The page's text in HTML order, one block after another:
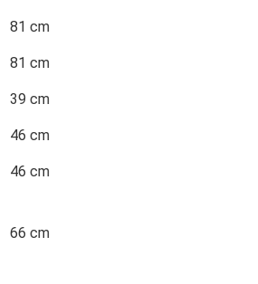
81 cm
81 cm
39 cm
46 cm
46 cm
66 cm